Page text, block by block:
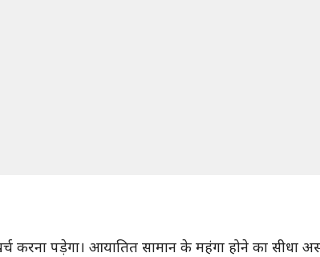
पड़ेगा। आयातित सामान के महंगा होने का सीधा